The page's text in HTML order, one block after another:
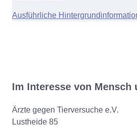
Ausführliche
Im Interesse von Mensch
Ärzte gegen Tierversuche e.V.
Lustheide 85